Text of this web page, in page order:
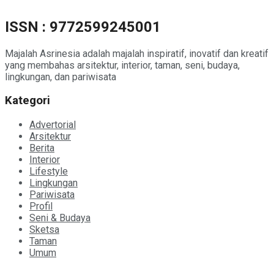
ISSN : 9772599245001
Majalah Asrinesia adalah majalah inspiratif, inovatif dan kreatif
yang membahas arsitektur, interior, taman, seni, budaya,
lingkungan, dan pariwisata
Kategori
Advertorial
Arsitektur
Berita
Interior
Lifestyle
Lingkungan
Pariwisata
Profil
Seni & Budaya
Sketsa
Taman
Umum